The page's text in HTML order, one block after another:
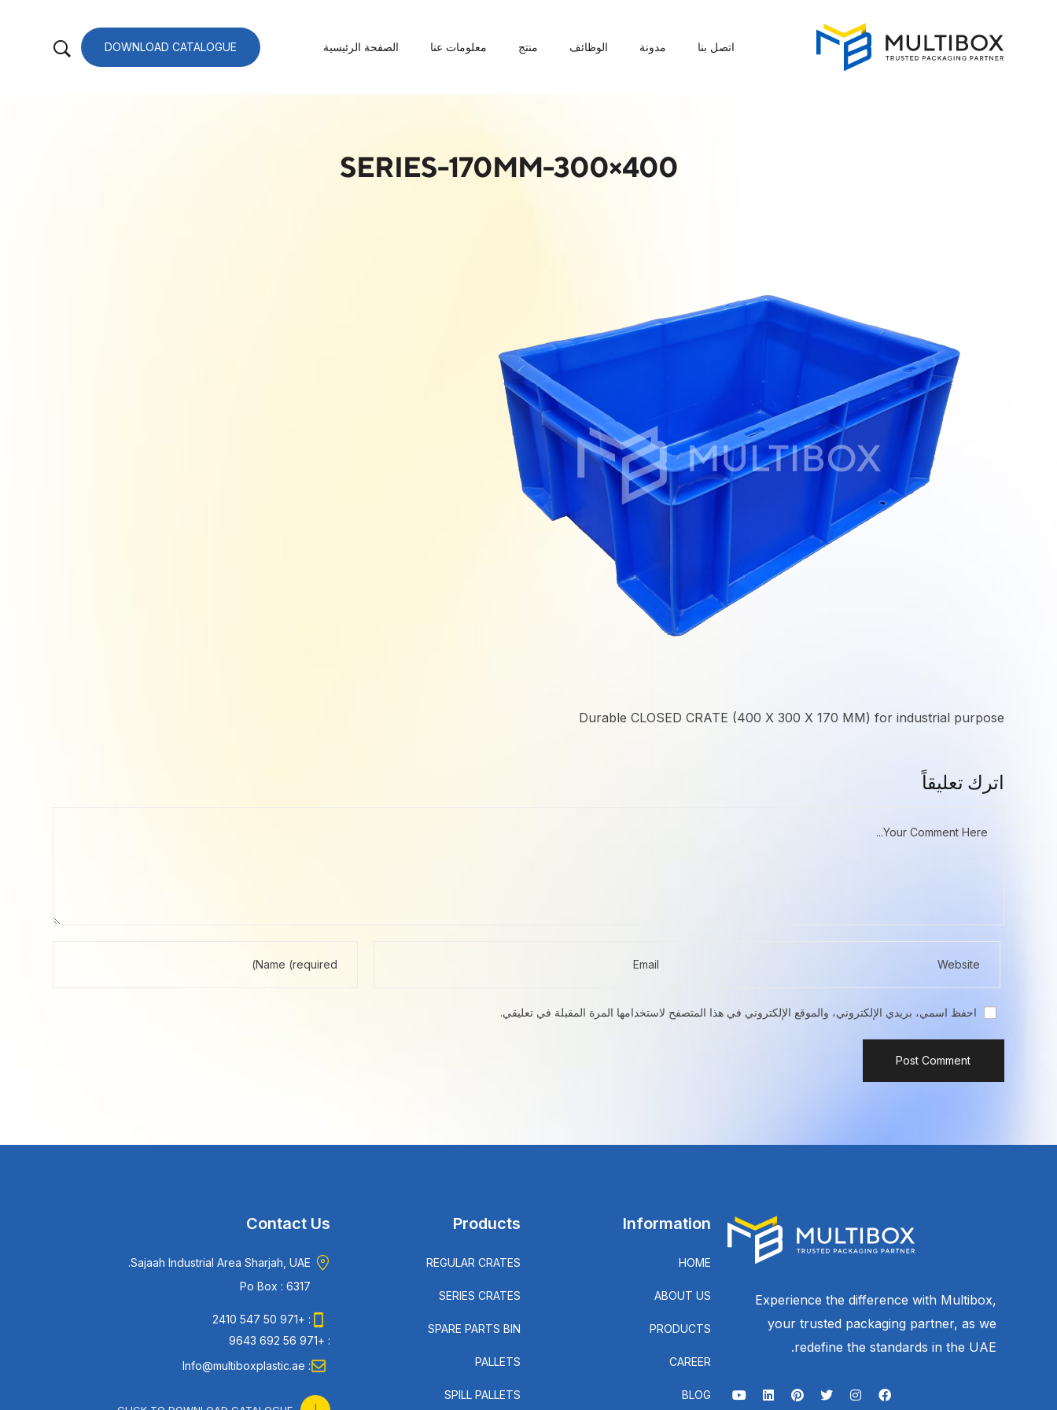
الصفحة الرئيسية معلومات عنا منتج الوظائف مدونة اتصل بنا DOWNLOAD CATALOGUE
400×300-SERIES-170MM
Durable CLOSED CRATE (400 X 300 X 170 MM) for industrial purpose
اترك تعليقاً
احفظ اسمي، بريدي الإلكتروني، والموقع الإلكتروني في هذا المتصفح لاستخدامها المرة المقبلة في تعليقي.
Experience the difference with Multibox,
your trusted packaging partner, as we
redefine the standards in the UAE.
Information
HOME
ABOUT US
PRODUCTS
CAREER
BLOG
Products
REGULAR CRATES
SERIES CRATES
SPARE PARTS BIN
PALLETS
SPILL PALLETS
Contact Us
Sajaah Industrial Area Sharjah, UAE.
Po Box : 6317
: +971 50 547 2410
: +971 56 692 9643
: Info@multiboxplastic.ae